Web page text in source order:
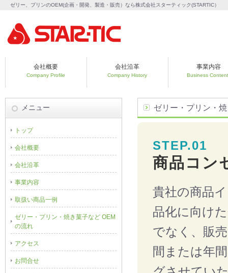
ゼリー、プリンのOEM(企画・開発、製造・販売）なら株式会社スターティック(STARTIC）
会社概要
Company Profile
会社沿革
Company History
事業内容
Business
ゼリー・プリン・
STEP.01
商品コン
貴社の商品
品化に向け
でなく、販
間または年
メニュー
トップ
会社概要
会社沿革
事業内容
取扱い商品一例
ゼリー・プリン・焼き菓子など OEM
の流れ
アクセス
お問合せ